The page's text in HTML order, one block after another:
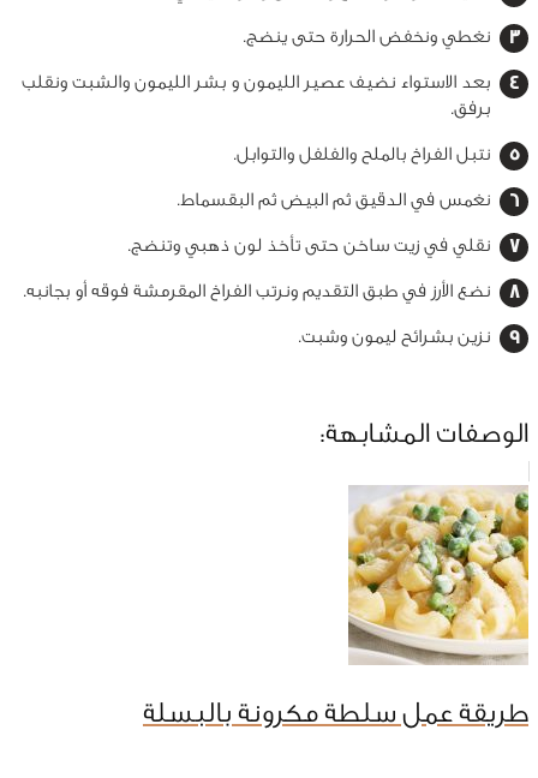
نغطي ونخفض الحرارة حتى ينضج.
بعد الاستواء نضيف عصير الليمون و بشر الليمون والشبت ونقلب
برفق.
نتبل الفراخ بالملح والفلفل والتوابل.
نغمس في الدقيق ثم البيض ثم البقسماط.
نقلي في زيت ساخن حتى تأخذ لون ذهبي وتنضج.
نضع الأرز في طبق التقديم ونرتب الفراخ المقرمشة فوقه أو بجانبه.
نزين بشرائح ليمون وشبت.
الوصفات المشابهة:
طريقة عمل سلطة مكرونة بالبسلة